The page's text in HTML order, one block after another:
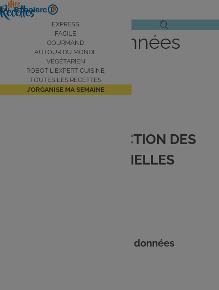
Aller
au
by
Ouvrir
le
menu
de
navigation
EXPRESS
FACILE
GOURMAND
AUTOUR DU MONDE
VÉGÉTARIEN
ROBOT L'EXPERT CUISINE
TOUTES LES RECETTES
J’ORGANISE MA SEMAINE
Ouvrir
la
Charte des données
personnelles
CHARTE DE PROTECTION DES
DONNÉES PERSONNELLES
1.1. Pourquoi une charte des données